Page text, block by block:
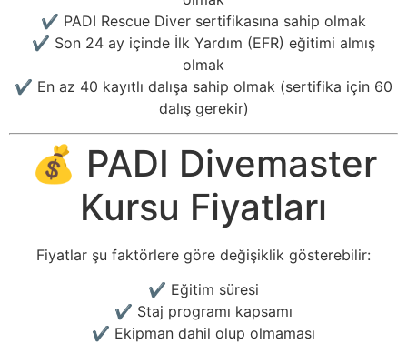
✔️ PADI Rescue Diver sertifikasına sahip olmak
✔️ Son 24 ay içinde İlk Yardım (EFR) eğitimi almış
olmak
✔️ En az 40 kayıtlı dalışa sahip olmak (sertifika için 60
dalış gerekir)
💰 PADI Divemaster
Kursu Fiyatları
Fiyatlar şu faktörlere göre değişiklik gösterebilir:
✔️ Eğitim süresi
✔️ Staj programı kapsamı
✔️ Ekipman dahil olup olmaması